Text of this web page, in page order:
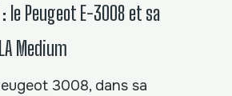
le Peugeot E-3008 et sa
Medium
3008, dans sa